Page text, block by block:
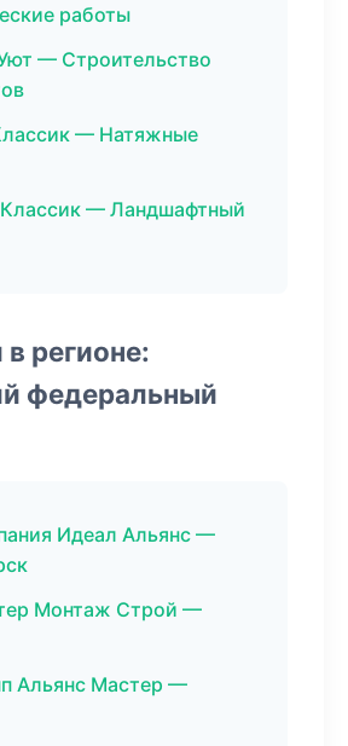
работы
— Строительство
— Натяжные
— Ландшафтный
регионе:
федеральный
Идеал Альянс —
Монтаж Строй —
Альянс Мастер —